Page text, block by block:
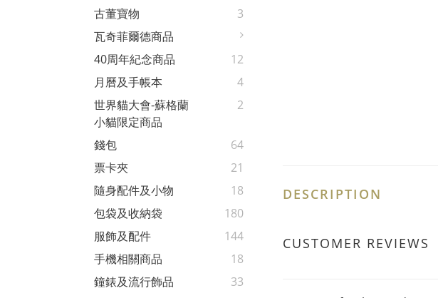
古董寶物
3
瓦奇菲爾德商品
40周年紀念商品
12
月曆及手帳本
4
世界貓大會-蘇格蘭
小貓限定商品
2
錢包
64
票卡夾
21
隨身配件及小物
18
包袋及收納袋
180
服飾及配件
144
手機相關商品
18
鐘錶及流行飾品
33
DESCRIPTION
CUSTOMER REVIEWS